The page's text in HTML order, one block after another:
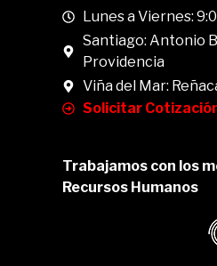
Lunes a Viernes:
Santiago: Antonio
Providencia
Viña del Mar:
Solicitar
Trabajamos con los
Recursos Humanos